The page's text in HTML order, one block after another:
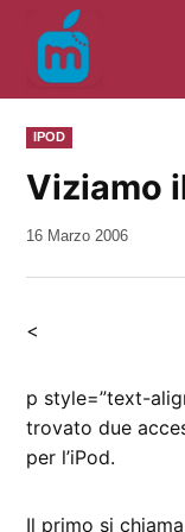
contenuto
PUBBLICATO
IN
IPOD
Viziamo
da
16 Marzo 2006
<
p style=”text-
trovato due
per l’iPod.
Il primo si